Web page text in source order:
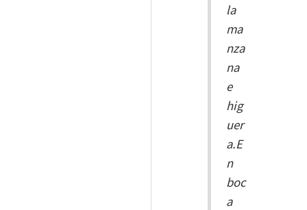
la
ma
nza
na
e
hig
uer
a.E
n
boc
a